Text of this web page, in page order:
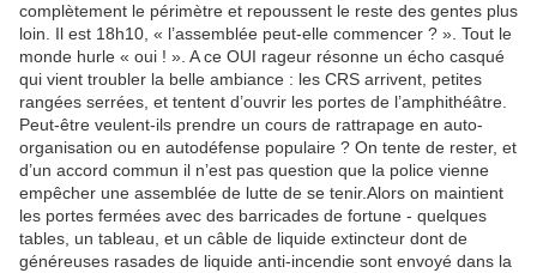
complètement le périmètre et repoussent le reste des gentes plus
loin. Il est 18h10, « l’assemblée peut-elle commencer ? ». Tout le
monde hurle « oui ! ». A ce OUI rageur résonne un écho casqué
qui vient troubler la belle ambiance : les CRS arrivent, petites
rangées serrées, et tentent d’ouvrir les portes de l’amphithéâtre.
Peut-être veulent-ils prendre un cours de rattrapage en auto-
organisation ou en autodéfense populaire ? On tente de rester, et
d’un accord commun il n’est pas question que la police vienne
empêcher une assemblée de lutte de se tenir.Alors on maintient
les portes fermées avec des barricades de fortune - quelques
tables, un tableau, et un câble de liquide extincteur dont de
généreuses rasades de liquide anti-incendie sont envoyé dans la